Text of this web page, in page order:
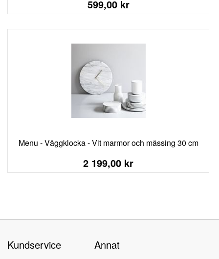
599,00 kr
Menu - Väggklocka - Vit marmor och mässing 30 cm
2 199,00 kr
Kundservice Annat